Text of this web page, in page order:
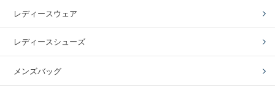
レディースウェア
レディースシューズ
メンズバッグ